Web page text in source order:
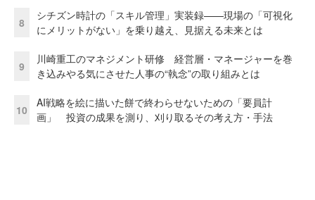
8
シチズン時計の「スキル管理」実装録——現場の「可視化
にメリットがない」を乗り越え、見据える未来とは
9
川崎重工のマネジメント研修 経営層・マネージャーを巻
き込みやる気にさせた人事の“執念”の取り組みとは
10
AI戦略を絵に描いた餅で終わらせないための「要員計
画」 投資の成果を測り、刈り取るその考え方・手法